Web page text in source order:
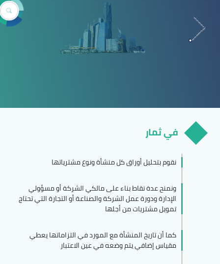
في ثمار
نقوم بتحليل أوراق كل منشأة ونوع مشترياتها
ونمنح عدة نقاط بناء على مالكي الشركة أو مسؤولي
الإدارة ودورة عمل الشركة والصناعة أو التجارة التي تحتاج
تمويل مشتريات من أجلها
كما أن تاريخ المنشأة مع المورد في التزاماتها يعطي
مقياس إضافي يتم وضعه في عين الاعتبار